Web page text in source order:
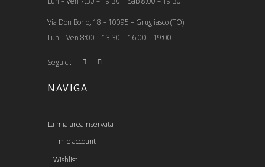
Via Don Borio, 18 – 10095 – Grugliasco (TO)
Lun – Ven 8:00 – 13:30 | 16:00 – 19:00
Seguici:
NAVIGA
La mia area riservata
Il mio account
Wishlist